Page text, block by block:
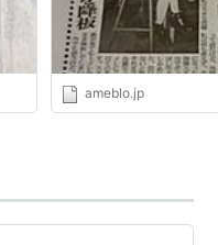
ameblo.jp